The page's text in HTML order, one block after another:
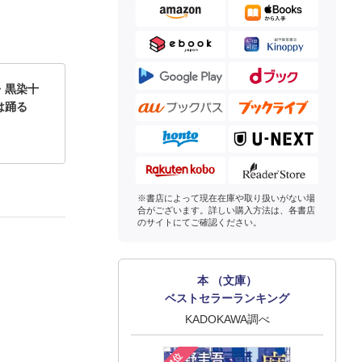
黒染十
踊る
※書店によって現在在庫や取り扱いがない場
合がございます。詳しい購入方法は、各書店
のサイトにてご確認ください。
本 （文庫）
ベストセラーランキング
KADOKAWA調べ